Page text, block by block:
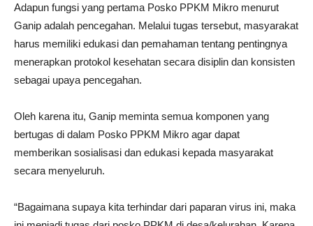
Adapun fungsi yang pertama Posko PPKM Mikro menurut
Ganip adalah pencegahan. Melalui tugas tersebut, masyarakat
harus memiliki edukasi dan pemahaman tentang pentingnya
menerapkan protokol kesehatan secara disiplin dan konsisten
sebagai upaya pencegahan.
Oleh karena itu, Ganip meminta semua komponen yang
bertugas di dalam Posko PPKM Mikro agar dapat
memberikan sosialisasi dan edukasi kepada masyarakat
secara menyeluruh.
“Bagaimana supaya kita terhindar dari paparan virus ini, maka